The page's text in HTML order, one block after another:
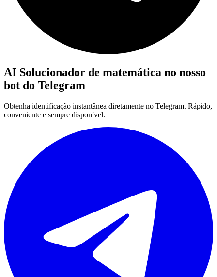
AI Solucionador de matemática no nosso
bot do Telegram
Obtenha identificação instantânea diretamente no Telegram. Rápido,
conveniente e sempre disponível.